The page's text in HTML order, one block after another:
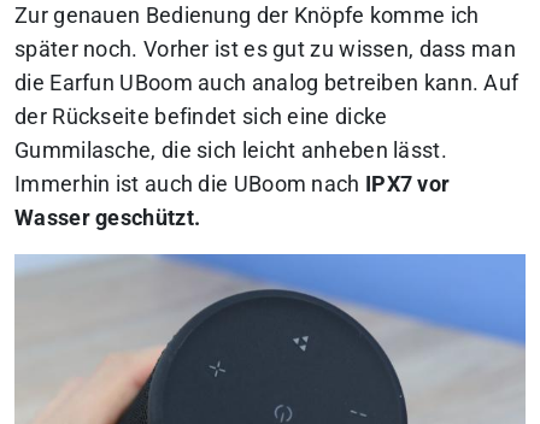
Zur genauen Bedienung der Knöpfe komme ich
später noch. Vorher ist es gut zu wissen, dass man
die Earfun UBoom auch analog betreiben kann. Auf
der Rückseite befindet sich eine dicke
Gummilasche, die sich leicht anheben lässt.
Immerhin ist auch die UBoom nach
IPX7 vor
Wasser geschützt.